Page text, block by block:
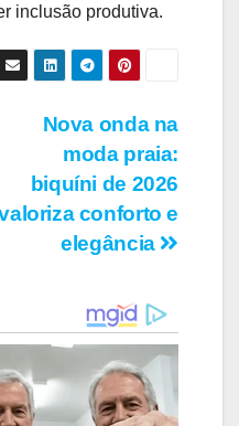
inclusão produtiva.
Nova onda na
moda praia:
biquíni de 2026
conforto e
elegância